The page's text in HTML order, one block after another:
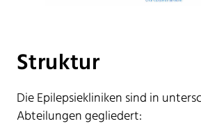
Struktur
Die Epilepsiekliniken sind in
Abteilungen gegliedert: